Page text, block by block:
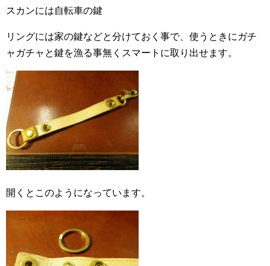
スカンには自転車の鍵
リングには家の鍵などと分けておく事で、使うときにガチ
ャガチャと鍵を漁る事無くスマートに取り出せます。
開くとこのようになっています。